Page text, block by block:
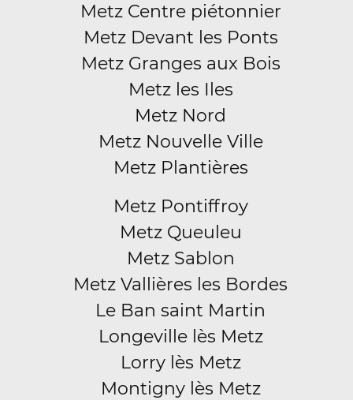
Metz Centre piétonnier
Metz Devant les Ponts
Metz Granges aux Bois
Metz les Iles
Metz Nord
Metz Nouvelle Ville
Metz Plantières
Metz Pontiffroy
Metz Queuleu
Metz Sablon
Metz Vallières les Bordes
Le Ban saint Martin
Longeville lès Metz
Lorry lès Metz
Montigny lès Metz